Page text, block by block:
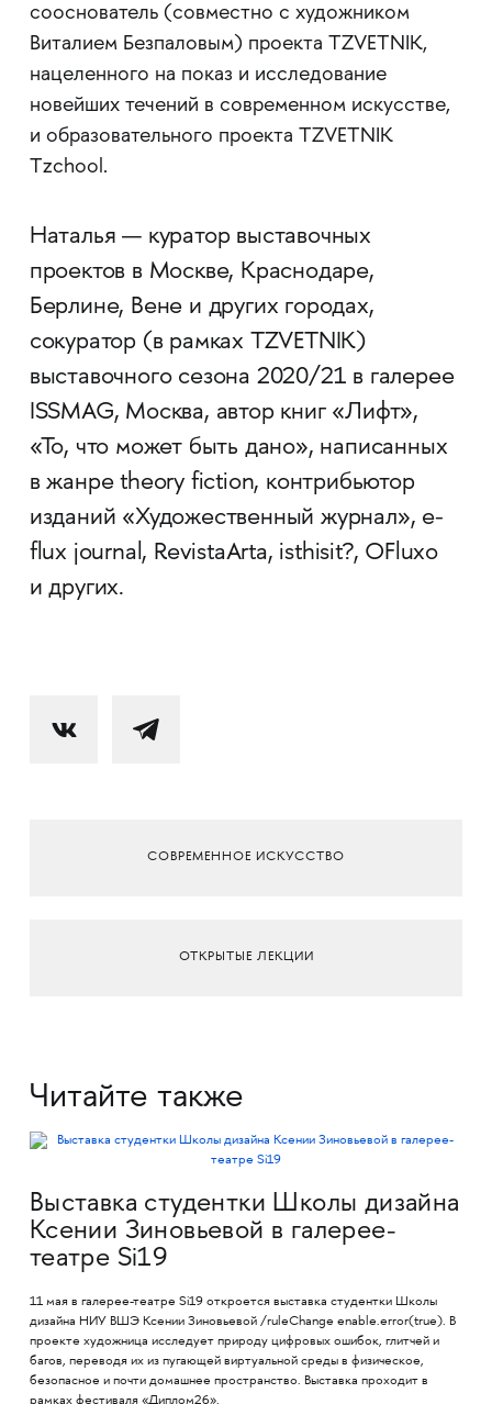
сооснователь (совместно с художником
Виталием Безпаловым) проекта TZVETNIK,
нацеленного на показ и исследование
новейших течений в современном искусстве,
и образовательного проекта TZVETNIK
Tzchool.
Наталья — куратор выставочных
проектов в Москве, Краснодаре,
Берлине, Вене и других городах,
сокуратор (в рамках TZVETNIK)
выставочного сезона 2020/21 в галерее
ISSMAG, Москва, автор книг «Лифт»,
«То, что может быть дано», написанных
в жанре theory fiction, контрибьютор
изданий «Художественный журнал», e-
flux journal, RevistaArta, isthisit?, OFluxo
и других.
СОВРЕМЕННОЕ ИСКУССТВО
ОТКРЫТЫЕ ЛЕКЦИИ
Читайте также
Выставка студентки Школы дизайна
Ксении Зиновьевой в галерее-
театре Si19
11 мая в галерее-театре Si19 откроется выставка студентки Школы
дизайна НИУ ВШЭ Ксении Зиновьевой /ruleChange enable.error(true). В
проекте художница исследует природу цифровых ошибок, глитчей и
багов, переводя их из пугающей виртуальной среды в физическое,
безопасное и почти домашнее пространство. Выставка проходит в
рамках фестиваля «Диплом26».